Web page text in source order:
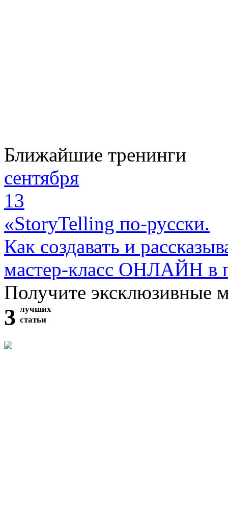
Ближайшие тренинги
сентября
13
«StoryTelling по-русски.
Как создавать и
мастер-класс ОНЛАЙН в
Получите эксклюзивные
3 лучших
статьи